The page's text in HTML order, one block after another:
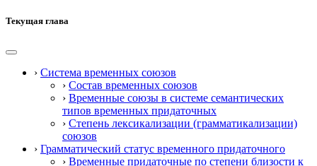
Текущая глава
› Система временных союзов
› Состав временных союзов
› Временные союзы в системе семантических
типов временных придаточных
› Степень лексикализации (грамматикализации)
союзов
› Грамматический статус временного придаточного
› Временные придаточные по степени близости к